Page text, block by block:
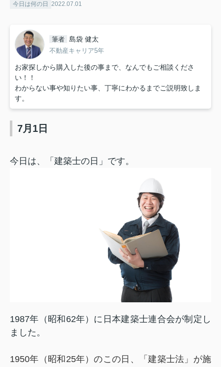
今日は何の日 2022.07.01
筆者 島袋 健太
不動産キャリア5年
お家探しから購入した後の事まで、なんでもご相談くださ
い！！
わからない事や知りたい事、丁寧にわかるまでご説明致しま
す。
7月1日
今日は、「建築士の日」です。
1987年（昭和62年）に日本建築士連合会が制定し
ました。
1950年（昭和25年）のこの日、「建築士法」が施